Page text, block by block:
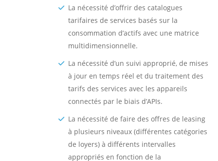
La nécessité d’offrir des catalogues
tarifaires de services basés sur la
consommation d’actifs avec une matrice
multidimensionnelle.
La nécessité d’un suivi approprié, de mises
à jour en temps réel et du traitement des
tarifs des services avec les appareils
connectés par le biais d’APIs.
La nécessité de faire des offres de leasing
à plusieurs niveaux (différentes catégories
de loyers) à différents intervalles
appropriés en fonction de la